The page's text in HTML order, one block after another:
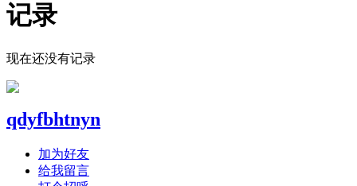
记录
现在还没有记录
qdyfbhtnyn
加为好友
给我留言